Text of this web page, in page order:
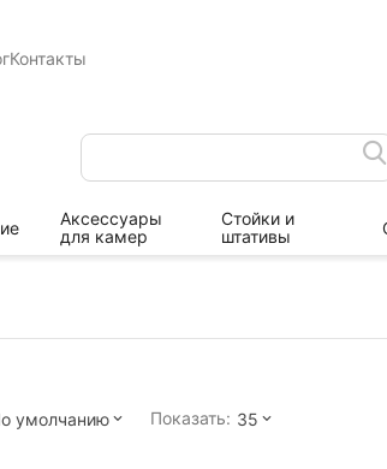
Контакты
Аксессуары
для камер
Стойки и
штативы
умолчанию Показать: 35